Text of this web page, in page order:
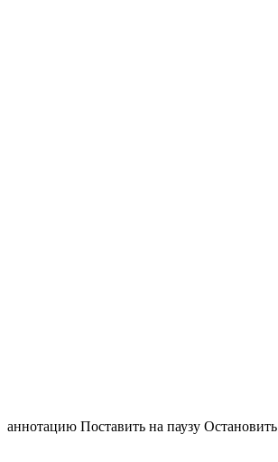
аннотацию Поставить на паузу Остановить